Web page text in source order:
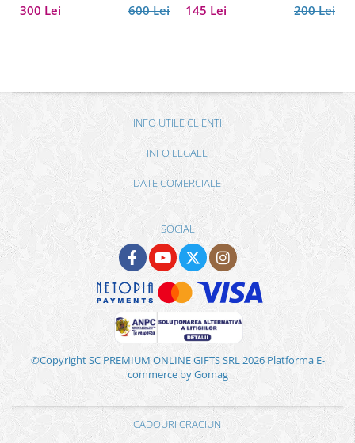
600 Lei
300 Lei 200 Lei
145 Lei
INFO UTILE CLIENTI
INFO LEGALE
DATE COMERCIALE
SOCIAL
©Copyright SC PREMIUM ONLINE GIFTS SRL 2026 Platforma E-
commerce by Gomag
CADOURI CRACIUN